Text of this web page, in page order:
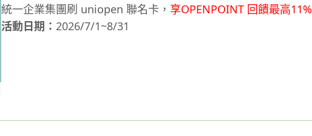
統一企業集團刷 uniopen 聯名卡， 享OPENPOINT 回饋最高11%
活動日期： 2026/7/1~8/31